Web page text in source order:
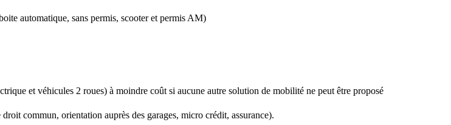
automatique, sans permis, scooter et permis AM)
et véhicules 2 roues) à moindre coût si aucune autre solution de mobilité ne peut être proposé
commun, orientation auprès des garages, micro crédit, assurance).